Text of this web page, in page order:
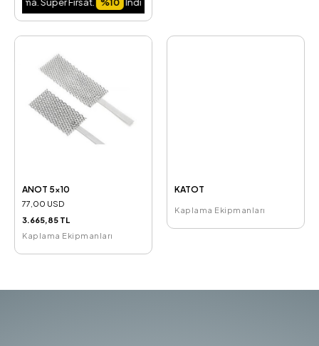
ANOT 5x10
77,00 USD
3.665,85 TL
Kaplama Ekipmanları
KATOT
Kaplama Ekipmanları